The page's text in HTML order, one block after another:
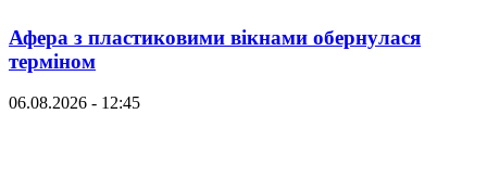
Афера з пластиковими вікнами обернулася
терміном
06.08.2026 - 12:45